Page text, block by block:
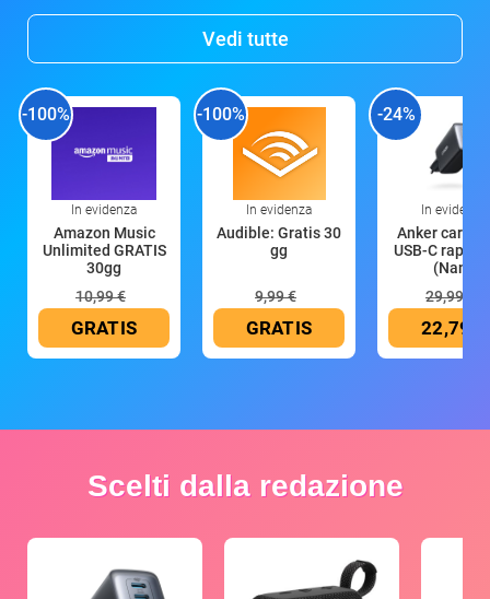
Vedi tutte
-100%
In evidenza
Amazon Music
Unlimited GRATIS
30gg
10,99 €
GRATIS
-100%
In evidenza
Audible: Gratis 30
gg
9,99 €
GRATIS
-24%
In evidenza
Anker
USB-C rapido
(Nano
29,99 €
22,79 €
Scelti dalla redazione